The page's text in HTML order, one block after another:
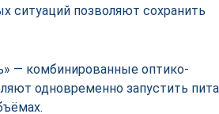
ситуаций позволяют сохранить
— комбинированные оптико-
одновременно запустить